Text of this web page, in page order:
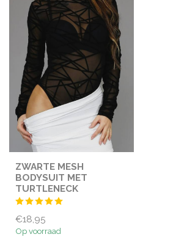
ZWARTE MESH
BODYSUIT MET
TURTLENECK
€18,95
Op voorraad